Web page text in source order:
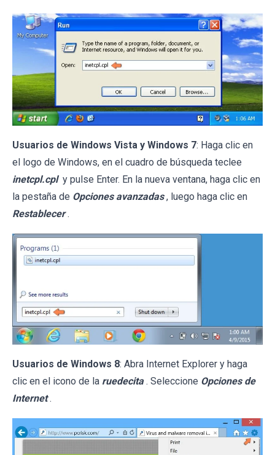
Usuarios de Windows Vista y Windows 7: Haga clic en
el logo de Windows, en el cuadro de búsqueda teclee
inetcpl.cpl y pulse Enter. En la nueva ventana, haga clic en
la pestaña de Opciones avanzadas , luego haga clic en
Restablecer .
Usuarios de Windows 8: Abra Internet Explorer y haga
clic en el icono de la ruedecita . Seleccione Opciones de
Internet .